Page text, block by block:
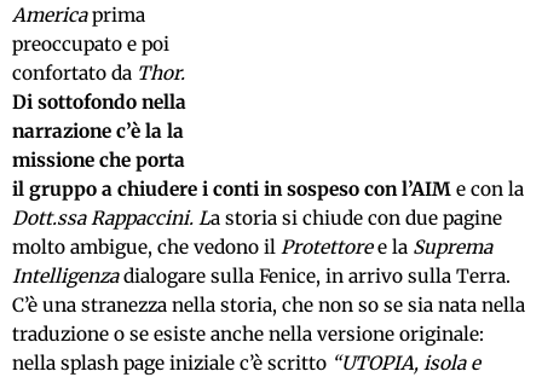
Americaprima
preoccupato e poi
confortato da Thor.
Di sottofondo nella
narrazione c’è la la
missione che porta
il gruppo a chiudere i conti in sospeso con l’AIM e con la
Dott.ssa Rappaccini. La storia si chiude con due pagine
molto ambigue, che vedono il Protettoree la Suprema
Intelligenzadialogare sulla Fenice, in arrivo sulla Terra.
C’è una stranezza nella storia, che non so se sia nata nella
traduzione o se esiste anche nella versione originale:
nella splash page iniziale c’è scritto “UTOPIA, isola e